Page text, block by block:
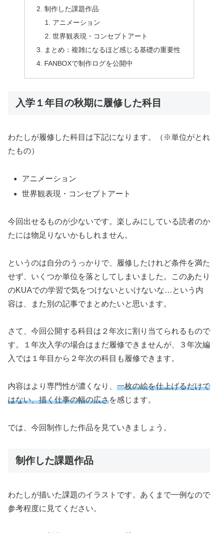
制作した課題作品
アニメーション
世界観表現・コンセプトアート
まとめ：複雑になるほど感じる基礎の重要性
FANBOXで制作ログを公開中
入学１年目の秋期に履修した科目
わたしが履修した科目は下記になります。（※単位がとれ
たもの）
アニメーション
世界観表現・コンセプトアート
今回出せるものが少ないです。楽しみにしている読者のか
たには物足りないかもしれません。
というのは自分のうっかりで、履修したけれど条件を満た
せず、いくつか単位を落としてしまいました。このあたり
のKUAでの学習で気をつけないといけないな…という内
容は、また別の記事でまとめたいと思います。
さて、今回公開する科目は２年次に割り当てられるもので
す。１年次入学の場合はまだ履修できませんが、３年次編
入では１年目から２年次の科目も履修できます。
内容はより専門性が濃くなり、 一枚の絵を仕上げるだけで
はない、描く仕事の幅の広さを感じます。
では、今回制作した作品を見ていきましょう。
制作した課題作品
わたしが描いた課題のイラストです。あくまで一例なので
参考程度に見てください。